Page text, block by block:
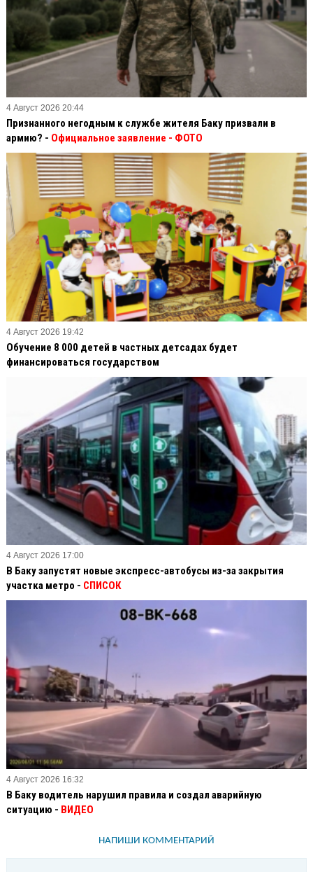
4 Август 2026 20:44
Признанного негодным к службе жителя Баку призвали в
армию? - Официальное заявление - ФОТО
4 Август 2026 19:42
Обучение 8 000 детей в частных детсадах будет
финансироваться государством
4 Август 2026 17:00
В Баку запустят новые экспресс-автобусы из-за закрытия
участка метро - СПИСОК
4 Август 2026 16:32
В Баку водитель нарушил правила и создал аварийную
ситуацию - ВИДЕО
НАПИШИ КОММЕНТАРИЙ